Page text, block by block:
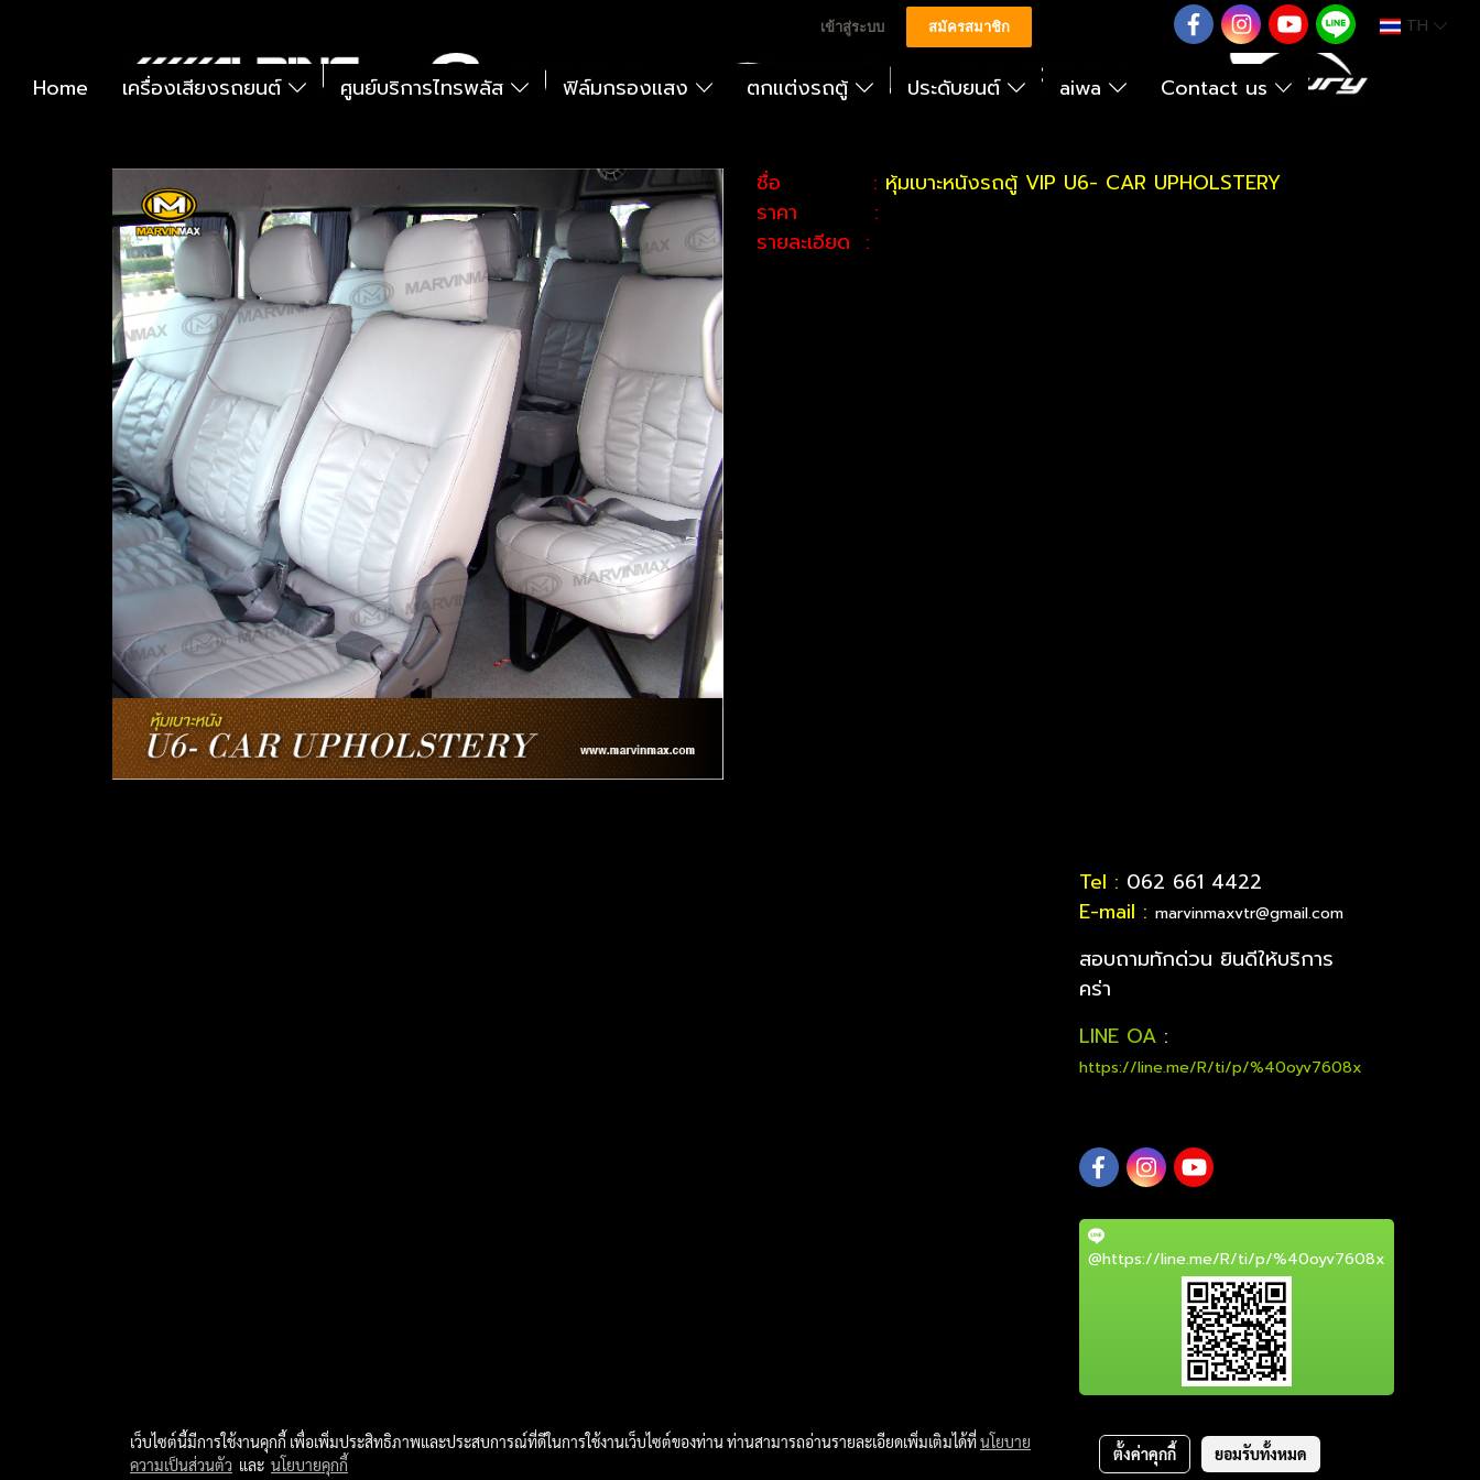
เข้าสู่ระบบ สมัครสมาชิก TH
Home เครื่องเสียงรถยนต์ ศูนย์บริการไทรพลัส ฟิล์มกรองแสง ตกแต่งรถตู้ ประดับยนต์ aiwa Contact us
ชื่อ : หุ้มเบาะหนังรถตู้ VIP U6- CAR UPHOLSTERY
ราคา :
รายละเอียด :
Tel : 062 661 4422
E-mail : marvinmaxvtr@gmail.com
สอบถามทักด่วน ยินดีให้บริการ
คร่า
LINE OA:
https://line.me/R/ti/p/%40oyv7608x
@https://line.me/R/ti/p/%40oyv7608x
เว็บไซต์นี้มีการใช้งานคุกกี้ เพื่อเพิ่มประสิทธิภาพและประสบการณ์ที่ดีในการใช้งานเว็บไซต์ของท่าน ท่านสามารถอ่านรายละเอียดเพิ่มเติมได้ที่นโยบาย
ความเป็นส่วนตัว และ นโยบายคุกกี้
ตั้งค่าคุกกี้ ยอมรับทั้งหมด